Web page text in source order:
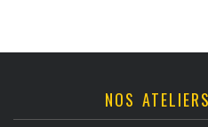
NOS